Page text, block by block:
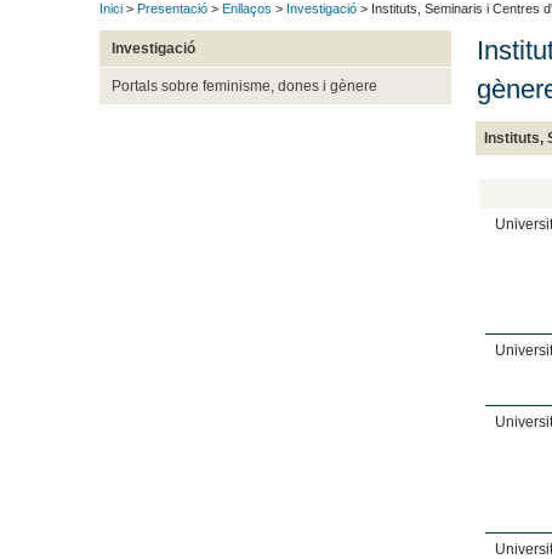
Inici > Presentació > Enllaços > Investigació > Instituts, Seminaris i Centres
Investigació
Portals sobre feminisme, dones i gènere
Instituts,